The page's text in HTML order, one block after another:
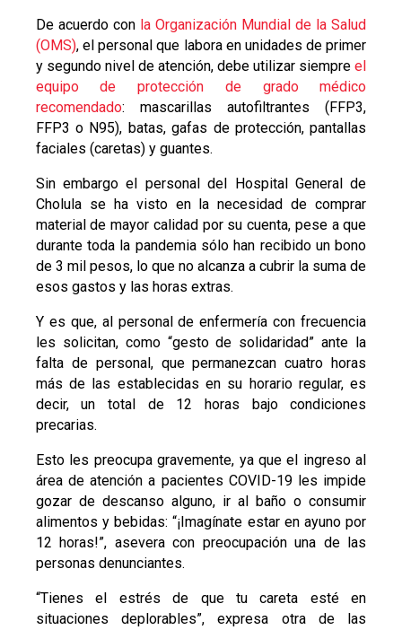
De acuerdo con la Organización Mundial de la Salud
(OMS), el personal que labora en unidades de primer
y segundo nivel de atención, debe utilizar siempreel
equipo de protección de grado médico
recomendado: mascarillas autofiltrantes (FFP3,
FFP3 o N95), batas, gafas de protección, pantallas
faciales (caretas) y guantes.
Sin embargo el personal del Hospital General de
Cholula se ha visto en la necesidad de comprar
material de mayor calidad por su cuenta, pese a que
durante toda la pandemia sólo han recibido un bono
de 3 mil pesos, lo que no alcanza a cubrir la suma de
esos gastos y las horas extras.
Y es que, al personal de enfermería con frecuencia
les solicitan, como “gesto de solidaridad” ante la
falta de personal, que permanezcan cuatro horas
más de las establecidas en su horario regular, es
decir, un total de 12 horas bajo condiciones
precarias.
Esto les preocupa gravemente, ya que el ingreso al
área de atención a pacientes COVID-19 les impide
gozar de descanso alguno, ir al baño o consumir
alimentos y bebidas: “¡Imagínate estar en ayuno por
12 horas!”, asevera con preocupación una de las
personas denunciantes.
“Tienes el estrés de que tu careta esté en
situaciones deplorables”, expresa otra de las